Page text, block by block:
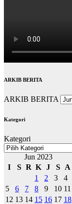
ARKIB BERITA
ARKIB BERITA
Kategori
Kategori
Jun 2023
I
S R K J S
A
1
2 3
4
5
6 7 8 9 10 11
12 13 14 15 16 17 18